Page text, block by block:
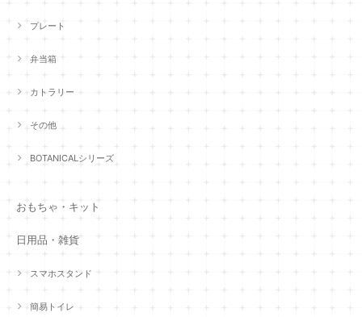
プレート
弁当箱
カトラリー
その他
BOTANICALシリーズ
おもちゃ・キット
日用品・雑貨
スマホスタンド
簡易トイレ